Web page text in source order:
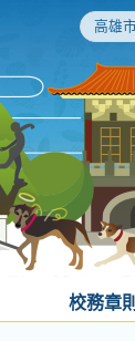
高雄
校務章則